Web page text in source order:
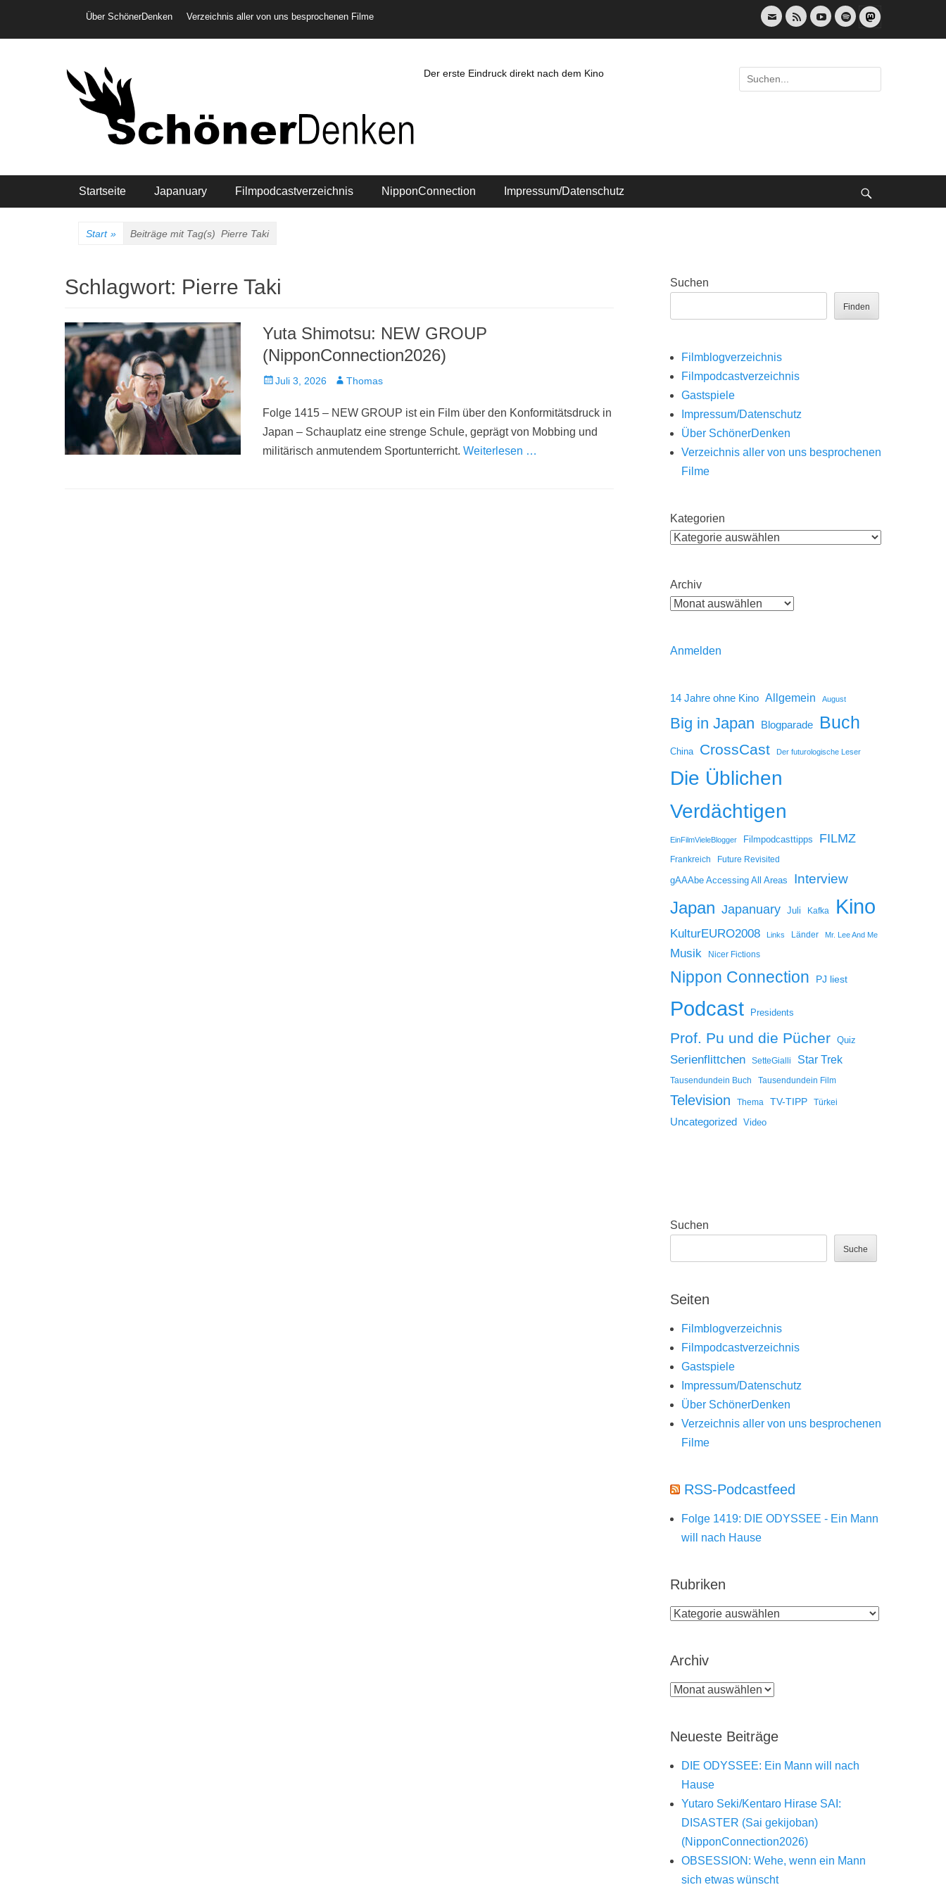
Header-Menü
Über SchönerDenken Verzeichnis aller von uns besprochenen Filme
E-
Mail
Feed YouTubeSpotify
Der erste Eindruck direkt nach dem Kino
Suche
nach:
Hauptmenü
Startseite Japanuary Filmpodcastverzeichnis NipponConnection Impressum/Datenschutz
Start » Beiträge mit Tag(s) Pierre Taki
Schlagwort: Pierre Taki
Yuta Shimotsu: NEW GROUP
(NipponConnection2026)
Veröffentlicht
Juli 3, 2026 AutorThomas
Folge 1415 – NEW GROUP ist ein Film über den Konformitätsdruck in
Japan – Schauplatz eine strenge Schule, geprägt von Mobbing und
militärisch anmutendem Sportunterricht. Weiterlesen …
Suchen
Finden
Filmblogverzeichnis
Filmpodcastverzeichnis
Gastspiele
Impressum/Datenschutz
Über SchönerDenken
Verzeichnis aller von uns besprochenen
Filme
Kategorien
Archiv
Anmelden
14 Jahre ohne Kino Allgemein August
Big in Japan Blogparade Buch
China CrossCast Der futurologische Leser
Die Üblichen
Verdächtigen
EinFilmVieleBlogger Filmpodcasttipps FILMZ
Frankreich Future Revisited
gAAAbe Accessing All Areas Interview
Japan Japanuary Juli Kafka Kino
KulturEURO2008 Links Länder Mr. Lee And Me
Musik Nicer Fictions
Nippon Connection PJ liest
Podcast Presidents
Prof. Pu und die Pücher Quiz
Serienflittchen SetteGialli Star Trek
Tausendundein Buch Tausendundein Film
Television Thema TV-TIPP Türkei
Uncategorized Video
Suchen
Suche
Seiten
Filmblogverzeichnis
Filmpodcastverzeichnis
Gastspiele
Impressum/Datenschutz
Über SchönerDenken
Verzeichnis aller von uns besprochenen
Filme
RSS-Podcastfeed
Folge 1419: DIE ODYSSEE - Ein Mann
will nach Hause
Rubriken
Rubriken
Archiv
Archiv
Neueste Beiträge
DIE ODYSSEE: Ein Mann will nach
Hause
Yutaro Seki/Kentaro Hirase SAI:
DISASTER (Sai gekijoban)
(NipponConnection2026)
OBSESSION: Wehe, wenn ein Mann
sich etwas wünscht